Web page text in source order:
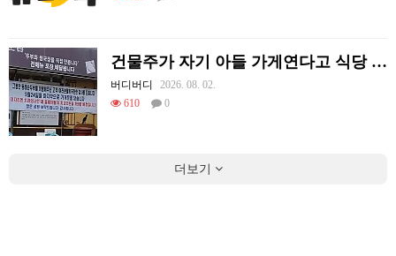
건물주가 자기 아들 가게연다고 식당 폐업시킴
버디버디
2026. 08. 02.
610
0
더보기